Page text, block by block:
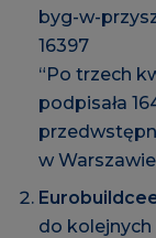
byg-w-
16397
“Po trzech
podpisała
w
do kolejnych